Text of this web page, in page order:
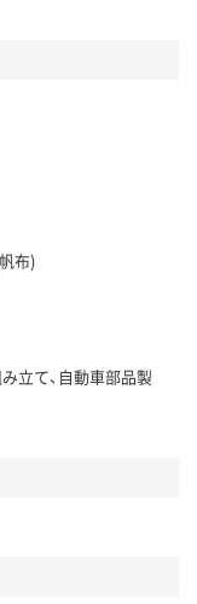
布)
み立て、自動車部品製